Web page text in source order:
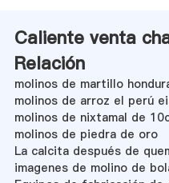
Caliente venta
Relación
molinos de martillo
molinos de arroz el perú
molinos de nixtamal de
molinos de piedra de oro
La calcita después de
imagenes de molino de